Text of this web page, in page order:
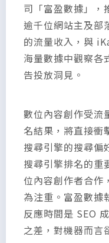
司「富盈數據」，
逾千位網站主及部
的流量收入，與
海量數據中觀察各
告投放洞見。
數位內容創作受流
名結果，將直接衝
搜尋引擎的搜尋偏
搜尋引擎排名的重
位內容創作者合作
為注重。富盈數據
反應時間是 SEO
之差，對機器而言